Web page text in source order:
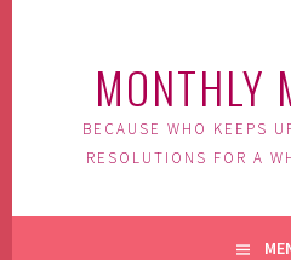
MONTHLY
BECAUSE WHO KEEPS
RESOLUTIONS FOR A